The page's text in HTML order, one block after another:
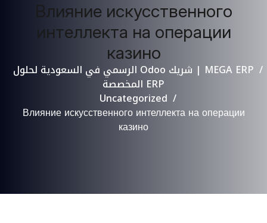
Влияние искусственного
интеллекта на операции
казино
MEGA ERP | شريك Odoo الرسمي في السعودية لحلول
ERP المخصصة
Uncategorized
Влияние искусственного интеллекта на операции
казино